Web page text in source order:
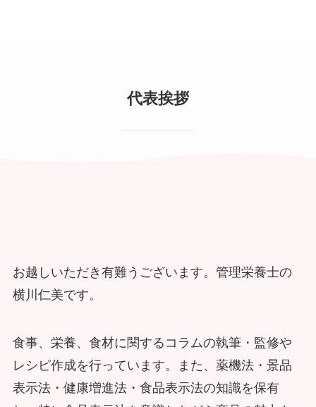
代表挨拶
お越しいただき有難うございます。管理栄養士の
横川仁美です。
食事、栄養、食材に関するコラムの執筆・監修や
レシピ作成を行っています。また、薬機法・景品
表示法・健康増進法・食品表示法の知識を保有